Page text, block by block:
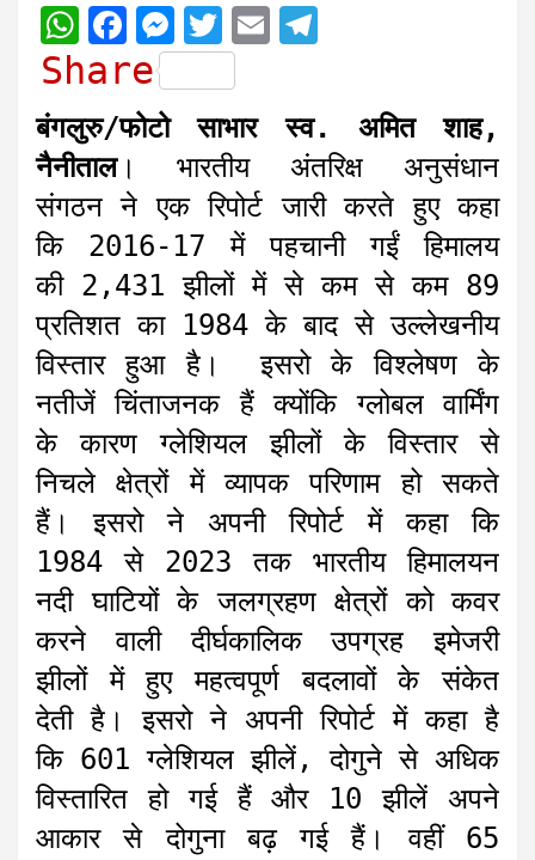
W
h
t
s
A
p
p
F
a
c
e
b
o
o
k
M
e
s
e
n
g
e
r
T
w
i
t
t
e
r
E
i
l
e
g
r
a
m
Share
बंगलुरु/फोटो साभार स्व. अमित शाह,
नैनीताल। भारतीय अंतरिक्ष अनुसंधान
संगठन ने एक रिपोर्ट जारी करते हुए कहा
कि 2016-17 में पहचानी गईं हिमालय
की 2,431 झीलों में से कम से कम 89
प्रतिशत का 1984 के बाद से उल्लेखनीय
विस्तार हुआ है। इसरो के विश्लेषण के
नतीजें चिंताजनक हैं क्योंकि ग्लोबल वार्मिंग
के कारण ग्लेशियल झीलों के विस्तार से
निचले क्षेत्रों में व्यापक परिणाम हो सकते
हैं। इसरो ने अपनी रिपोर्ट में कहा कि
1984 से 2023 तक भारतीय हिमालयन
नदी घाटियों के जलग्रहण क्षेत्रों को कवर
करने वाली दीर्घकालिक उपग्रह इमेजरी
झीलों में हुए महत्वपूर्ण बदलावों के संकेत
देती है। इसरो ने अपनी रिपोर्ट में कहा है
कि 601 ग्लेशियल झीलें, दोगुने से अधिक
विस्तारित हो गई हैं और 10 झीलें अपने
आकार से दोगुना बढ़ गई हैं। वहीं 65